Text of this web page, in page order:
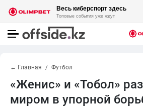
← Главная Футбол
«Женис» и «Тобол»
миром в упорной